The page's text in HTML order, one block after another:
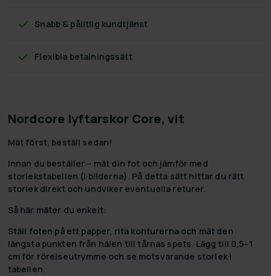
Snabb & pålitlig kundtjänst
Flexibla betalningssätt
Nordcore lyftarskor Core, vit
Mät först, beställ sedan!
Innan du beställer – mät din fot och jämför med
storlekstabellen (i bilderna). På detta sätt hittar du rätt
storlek direkt och undviker eventuella returer.
Så här mäter du enkelt:
Ställ foten på ett papper, rita konturerna och mät den
längsta punkten från hälen till tårnas spets. Lägg till 0,5–1
cm för rörelseutrymme och se motsvarande storlek i
tabellen.